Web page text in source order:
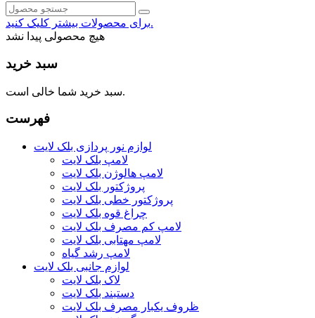
برای محصولات بیشتر کلیک کنید.
هیچ محصولی پیدا نشد
سبد خرید
سبد خرید شما خالی است.
فهرست
لوازم نور پردازی بلک لایت
لامپ بلک لایت
لامپ هالوژن بلک لایت
پروژکتور بلک لایت
پروژکتور خطی بلک لایت
چراغ قوه بلک لایت
لامپ کم مصرف بلک لایت
لامپ مهتابی بلک لایت
لامپ رشد گیاه
لوازم جانبی بلک لایت
لاک بلک لایت
دستبند بلک لایت
ظروف یکبار مصرف بلک لایت